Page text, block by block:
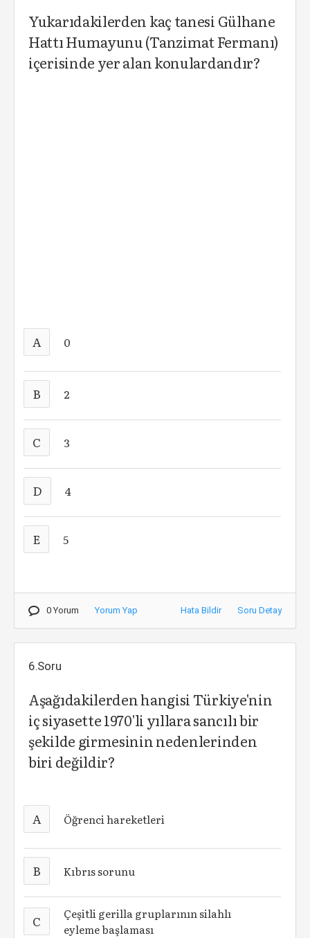
Yukarıdakilerden kaç tanesi Gülhane
Hattı Humayunu (Tanzimat Fermanı)
içerisinde yer alan konulardandır?
A 0
B 2
C 3
D 4
E 5
0 Yorum Yorum Yap Hata Bildir Soru Detay
6.Soru
Aşağıdakilerden hangisi Türkiye'nin
iç siyasette 1970'li yıllara sancılı bir
şekilde girmesinin nedenlerinden
biri değildir?
A Öğrenci hareketleri
B Kıbrıs sorunu
C
Çeşitli gerilla gruplarının silahlı
eyleme başlaması